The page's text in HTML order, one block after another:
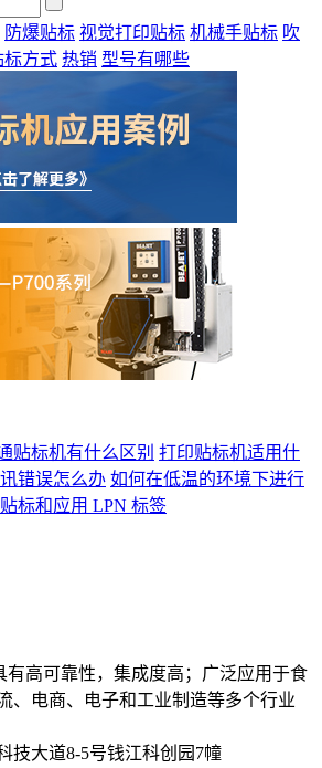
防爆贴标 视觉打印贴标 机械手贴标 吹
标方式 热销 型号有哪些
贴标机有什么区别 打印贴标机适用什
错误怎么办 如何在低温的环境下进行
标和应用 LPN 标签
有高可靠性，集成度高；广泛应用于食
、电商、电子和工业制造等多个行业
技大道8-5号钱江科创园7幢